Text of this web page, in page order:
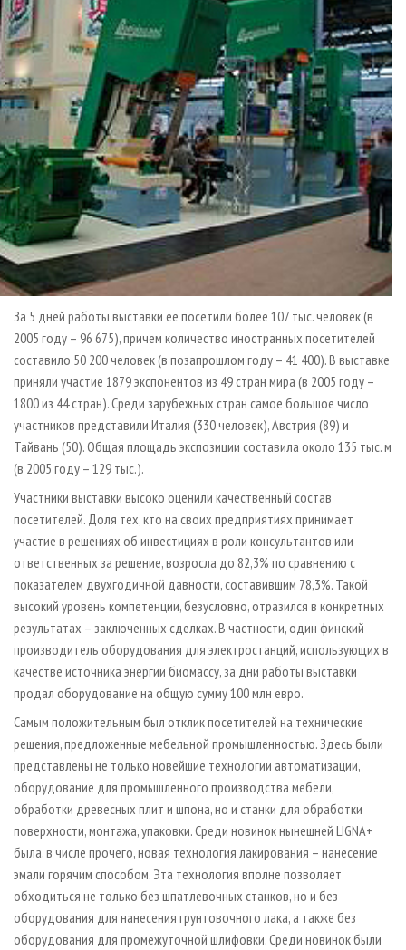
За 5 дней работы выставки её посетили более 107 тыс. человек (в
2005 году – 96 675), причем количество иностранных посетителей
составило 50 200 человек (в позапрошлом году – 41 400). В выставке
приняли участие 1879 экспонентов из 49 стран мира (в 2005 году –
1800 из 44 стран). Среди зарубежных стран самое большое число
участников представили Италия (330 человек), Австрия (89) и
Тайвань (50). Общая площадь экспозиции составила около 135 тыс. м
(в 2005 году – 129 тыс.).
Участники выставки высоко оценили качественный состав
посетителей. Доля тех, кто на своих предприятиях принимает
участие в решениях об инвестициях в роли консультантов или
ответственных за решение, возросла до 82,3% по сравнению с
показателем двухгодичной давности, составившим 78,3%. Такой
высокий уровень компетенции, безусловно, отразился в конкретных
результатах – заключенных сделках. В частности, один финский
производитель оборудования для электростанций, использующих в
качестве источника энергии биомассу, за дни работы выставки
продал оборудование на общую сумму 100 млн евро.
Самым положительным был отклик посетителей на технические
решения, предложенные мебельной промышленностью. Здесь были
представлены не только новейшие технологии автоматизации,
оборудование для промышленного производства мебели,
обработки древесных плит и шпона, но и станки для обработки
поверхности, монтажа, упаковки. Среди новинок нынешней LIGNA+
была, в числе прочего, новая технология лакирования – нанесение
эмали горячим способом. Эта технология вполне позволяет
обходиться не только без шпатлевочных станков, но и без
оборудования для нанесения грунтовочного лака, а также без
оборудования для промежуточной шлифовки. Среди новинок были